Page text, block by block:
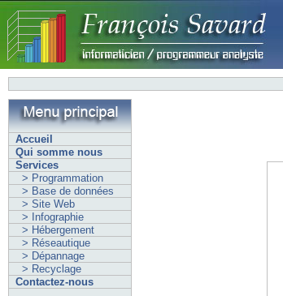
Accueil
Qui somme nous
Services
> Programmation
> Base de données
> Site Web
> Infographie
> Hébergement
> Réseautique
> Dépannage
> Recyclage
Contactez-nous